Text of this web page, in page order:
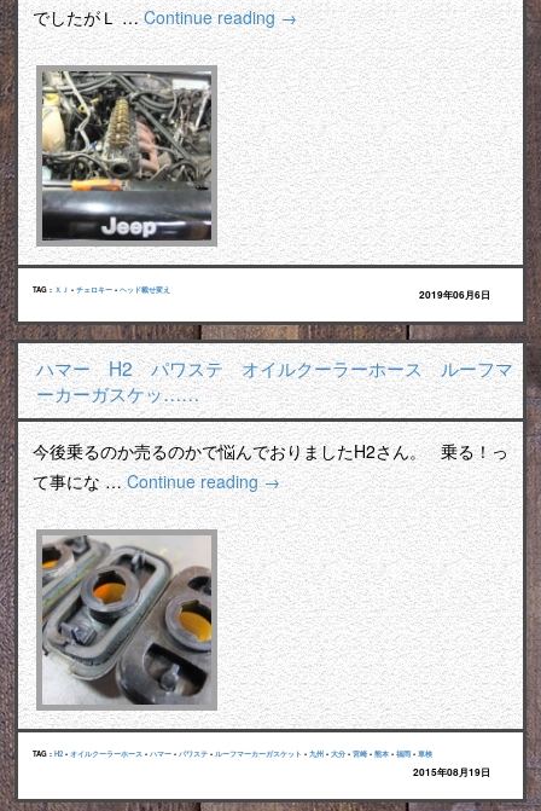
でしたがＬ …Continue reading→
TAG : ＸＪ • チェロキー • ヘッド載せ変え 2019年06月6日
ハマー H2 パワステ オイルクーラーホース ルーフマ
ーカーガスケッ……
今後乗るのか売るのかで悩んでおりましたH2さん。 乗る！っ
て事にな …Continue reading→
TAG : H2 • オイルクーラーホース • ハマー • パワステ • ルーフマーカーガスケット • 九州 • 大分 • 宮崎 • 熊本 • 福岡 • 車検
2015年08月19日